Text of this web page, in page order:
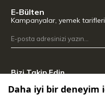
E-Bülten
Kampanyalar, yemek
Bizi Takip Edin